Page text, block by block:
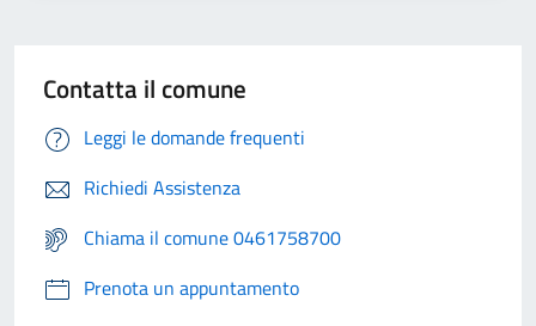
Contatta il comune
Leggi le domande frequenti
Richiedi Assistenza
Chiama il comune 0461758700
Prenota un appuntamento